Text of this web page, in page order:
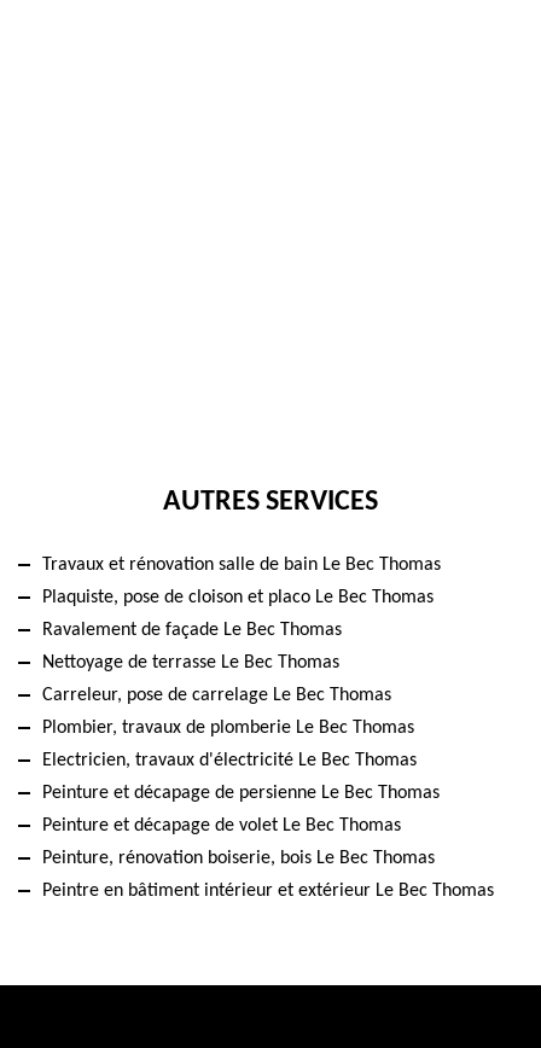
AUTRES SERVICES
Travaux et rénovation salle de bain Le Bec Thomas
Plaquiste, pose de cloison et placo Le Bec Thomas
Ravalement de façade Le Bec Thomas
Nettoyage de terrasse Le Bec Thomas
Carreleur, pose de carrelage Le Bec Thomas
Plombier, travaux de plomberie Le Bec Thomas
Electricien, travaux d'électricité Le Bec Thomas
Peinture et décapage de persienne Le Bec Thomas
Peinture et décapage de volet Le Bec Thomas
Peinture, rénovation boiserie, bois Le Bec Thomas
Peintre en bâtiment intérieur et extérieur Le Bec Thomas